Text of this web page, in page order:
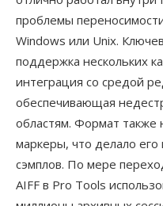
проблемы
Windows или Unix.
поддержка нескольких
интеграция со средой
обеспечивающая
областям. Формат также
маркеры, что делало
сэмплов. По мере
AIFF в Pro Tools